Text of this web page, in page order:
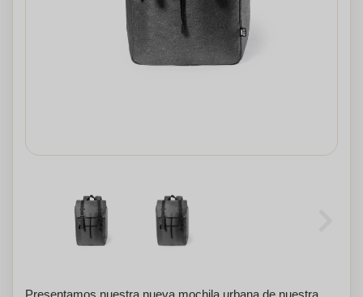
Presentamos nuestra nueva mochila urbana de nuestra